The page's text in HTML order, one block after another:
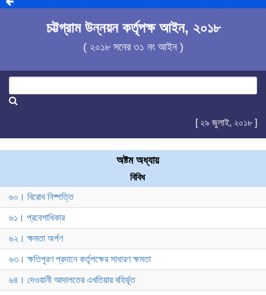
চট্টগ্রাম উন্নয়ন কর্তৃপক্ষ আইন, ২০১৮
( ২০১৮ সনের ৩১ নং আইন )
[ ২৯ জুলাই, ২০১৮ ]
অষ্টম অধ্যায়
বিবিধ
৬০। বিরোধ নিষ্পত্তি
৬১। প্রবেশাধিকার
৬২। ক্ষমতা অর্পণ
৬৩। ক্ষতিপূরণ প্রদানে কর্তৃপক্ষের সাধারণ ক্ষমতা
৬৪। দেওয়ানী আদালতের এখতিয়ার বহির্ভূত